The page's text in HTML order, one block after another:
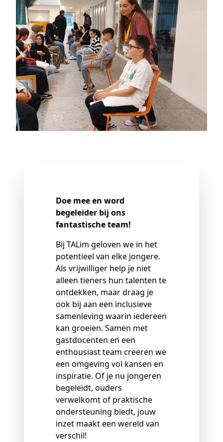
Doe mee en word
begeleider bij ons
fantastische team!
Bij TALim geloven we in het
potentieel van elke jongere.
Als vrijwilliger help je niet
alleen tieners hun talenten te
ontdekken, maar draag je
ook bij aan een inclusieve
samenleving waarin iedereen
kan groeien. Samen met
gastdocenten en een
enthousiast team creëren we
een omgeving vol kansen en
inspiratie. Of je nu jongeren
begeleidt, ouders
verwelkomt of praktische
ondersteuning biedt, jouw
inzet maakt een wereld van
verschil!